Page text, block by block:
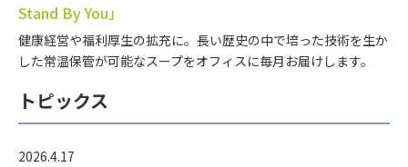
Stand By You」
健康経営や福利厚生の拡充に。長い歴史の中で培った技術を生か
した常温保管が可能なスープをオフィスに毎月お届けします。
トピックス
2026.4.17